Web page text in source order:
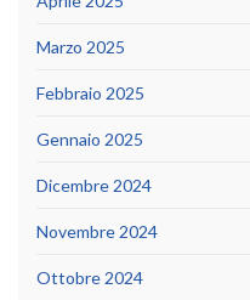
Marzo 2025
Febbraio 2025
Gennaio 2025
Dicembre 2024
Novembre 2024
Ottobre 2024